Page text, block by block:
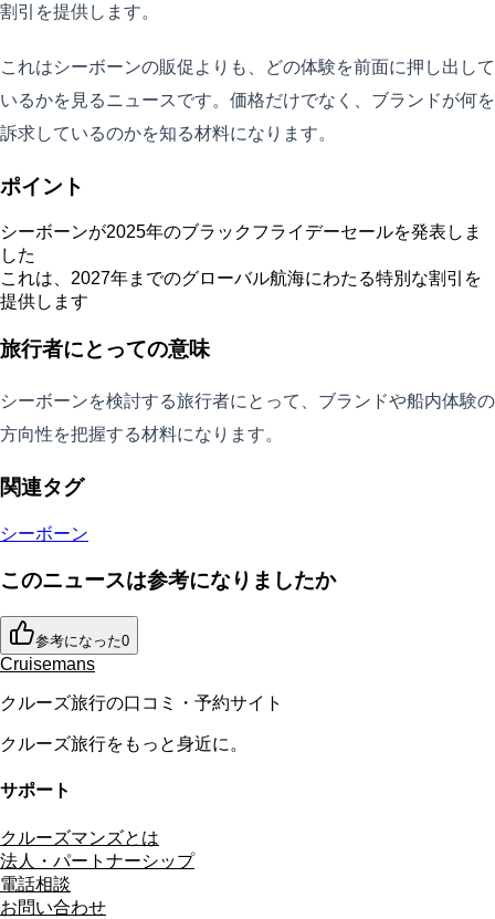
割引を提供します。
これはシーボーンの販促よりも、どの体験を前面に押し出して
いるかを見るニュースです。価格だけでなく、ブランドが何を
訴求しているのかを知る材料になります。
ポイント
シーボーンが2025年のブラックフライデーセールを発表しま
した
これは、2027年までのグローバル航海にわたる特別な割引を
提供します
旅行者にとっての意味
シーボーンを検討する旅行者にとって、ブランドや船内体験の
方向性を把握する材料になります。
関連タグ
シーボーン
このニュースは参考になりましたか
参考になった0
Cruisemans
クルーズ旅行の口コミ・予約サイト
クルーズ旅行をもっと身近に。
サポート
クルーズマンズとは
法人・パートナーシップ
電話相談
お問い合わせ